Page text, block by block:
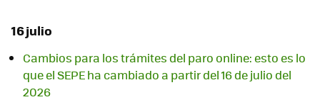
16 julio
Cambios para los trámites del paro online: esto es lo
que el SEPE ha cambiado a partir del 16 de julio del
2026